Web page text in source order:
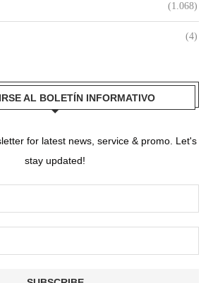
(1.068)
(4)
AL BOLETÍN INFORMATIVO
for latest news, service & promo. Let's
stay updated!